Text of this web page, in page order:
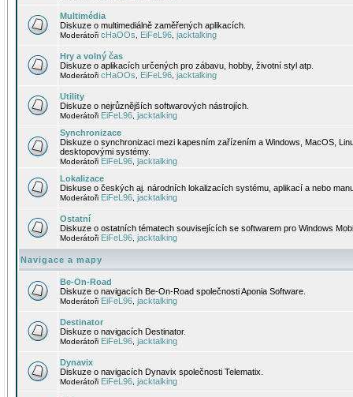
Multimédia
Diskuze o multimediálně zaměřených aplikacích.
Moderátoři cHaOOs EiFeL96 jacktalking
Hry a volný čas
Diskuze o aplikacích určených pro zábavu, hobby, životní styl atp.
Moderátoři cHaOOs EiFeL96 jacktalking
Utility
Diskuze o nejrůznějších softwarových nástrojích.
Moderátoři EiFeL96 jacktalking
Synchronizace
Diskuze o synchronizaci mezi kapesním zařízením a Windows, MacOS,
desktopovými systémy.
Moderátoři EiFeL96 jacktalking
Lokalizace
Diskuse o českých aj. národních lokalizacích systému, aplikací a nebo
Moderátoři EiFeL96 jacktalking
Ostatní
Diskuze o ostatních tématech souvisejících se softwarem pro Windows
Moderátoři EiFeL96 jacktalking
Navigace a mapy
Be-On-Road
Diskuze o navigacích Be-On-Road společnosti Aponia Software.
Moderátoři EiFeL96 jacktalking
Destinator
Diskuze o navigacích Destinator.
Moderátoři EiFeL96 jacktalking
Dynavix
Diskuze o navigacích Dynavix společnosti Telematix.
Moderátoři EiFeL96 jacktalking